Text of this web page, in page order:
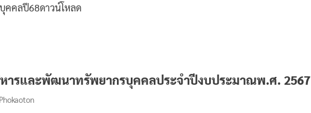
คคลปี68ดาวน์โหลด
หารและพัฒนาทรัพยากรบุคคลประจำปีงบประมาณพ.ศ. 2567
Phokaoton